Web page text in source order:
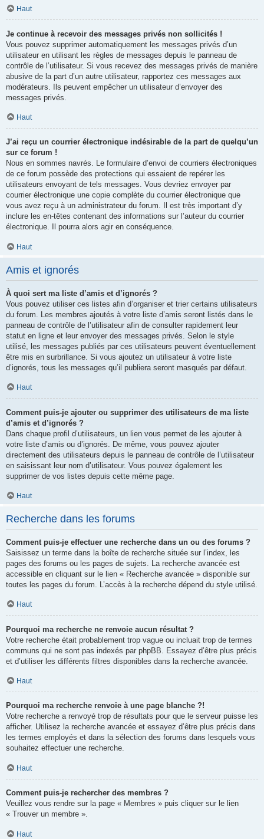
Haut
Je continue à recevoir des messages privés non sollicités !
Vous pouvez supprimer automatiquement les messages privés d’un
utilisateur en utilisant les règles de messages depuis le panneau de
contrôle de l’utilisateur. Si vous recevez des messages privés de manière
abusive de la part d’un autre utilisateur, rapportez ces messages aux
modérateurs. Ils peuvent empêcher un utilisateur d’envoyer des
messages privés.
Haut
J’ai reçu un courrier électronique indésirable de la part de quelqu’un
sur ce forum !
Nous en sommes navrés. Le formulaire d’envoi de courriers électroniques
de ce forum possède des protections qui essaient de repérer les
utilisateurs envoyant de tels messages. Vous devriez envoyer par
courrier électronique une copie complète du courrier électronique que
vous avez reçu à un administrateur du forum. Il est très important d’y
inclure les en-têtes contenant des informations sur l’auteur du courrier
électronique. Il pourra alors agir en conséquence.
Haut
Amis et ignorés
À quoi sert ma liste d’amis et d’ignorés ?
Vous pouvez utiliser ces listes afin d’organiser et trier certains utilisateurs
du forum. Les membres ajoutés à votre liste d’amis seront listés dans le
panneau de contrôle de l’utilisateur afin de consulter rapidement leur
statut en ligne et leur envoyer des messages privés. Selon le style
utilisé, les messages publiés par ces utilisateurs peuvent éventuellement
être mis en surbrillance. Si vous ajoutez un utilisateur à votre liste
d’ignorés, tous les messages qu’il publiera seront masqués par défaut.
Haut
Comment puis-je ajouter ou supprimer des utilisateurs de ma liste
d’amis et d’ignorés ?
Dans chaque profil d’utilisateurs, un lien vous permet de les ajouter à
votre liste d’amis ou d’ignorés. De même, vous pouvez ajouter
directement des utilisateurs depuis le panneau de contrôle de l’utilisateur
en saisissant leur nom d’utilisateur. Vous pouvez également les
supprimer de vos listes depuis cette même page.
Haut
Recherche dans les forums
Comment puis-je effectuer une recherche dans un ou des forums ?
Saisissez un terme dans la boîte de recherche située sur l’index, les
pages des forums ou les pages de sujets. La recherche avancée est
accessible en cliquant sur le lien « Recherche avancée » disponible sur
toutes les pages du forum. L’accès à la recherche dépend du style utilisé.
Haut
Pourquoi ma recherche ne renvoie aucun résultat ?
Votre recherche était probablement trop vague ou incluait trop de termes
communs qui ne sont pas indexés par phpBB. Essayez d’être plus précis
et d’utiliser les différents filtres disponibles dans la recherche avancée.
Haut
Pourquoi ma recherche renvoie à une page blanche ?!
Votre recherche a renvoyé trop de résultats pour que le serveur puisse les
afficher. Utilisez la recherche avancée et essayez d’être plus précis dans
les termes employés et dans la sélection des forums dans lesquels vous
souhaitez effectuer une recherche.
Haut
Comment puis-je rechercher des membres ?
Veuillez vous rendre sur la page « Membres » puis cliquer sur le lien
« Trouver un membre ».
Haut